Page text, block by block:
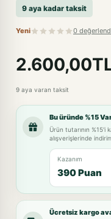
9 aya kadar taksit
Yeni 0
9 aya varan taksit
Bu üründe %15
Ürün tutarının %15'i
alışverişlerinde
Kazanım
390 Puan
Ücretsiz kargo